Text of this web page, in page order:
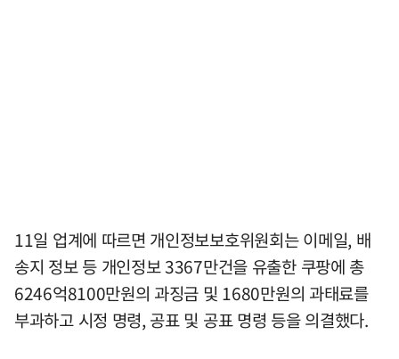
11일 업계에 따르면 개인정보보호위원회는 이메일, 배
송지 정보 등 개인정보 3367만건을 유출한 쿠팡에 총
6246억8100만원의 과징금 및 1680만원의 과태료를
부과하고 시정 명령, 공표 및 공표 명령 등을 의결했다.